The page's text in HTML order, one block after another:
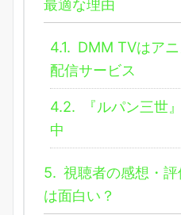
最適な理由
4.1. DMM TVはア
配信サービス
4.2.
『ルパン三世
中
5. 視聴者の感想・評
は面白い？